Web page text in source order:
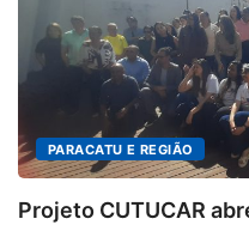
E REGIÃO
abre nova